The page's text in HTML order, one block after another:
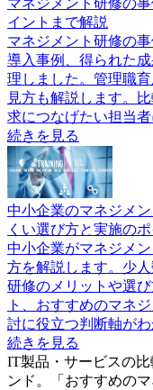
マネジメント研修の
イントまで解説
マネジメント研修の
導入事例、得られた
理しました。管理職
見方も解説します。
求につなげたい担当者
続きを見る
中小企業のマネジメ
くい選び方と実施の
中小企業がマネジメ
方を解説します。少
研修のメリットや選
ト、おすすめのマネ
討に役立つ判断軸がわ
続きを見る
IT製品・サービスの
ンド。「 おすすめの